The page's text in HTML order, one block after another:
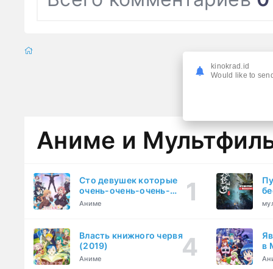
Аниме и
Сто девушек которые
очень-очень-очень-
очень-очень сильно тебя
Аниме
Власть книжного червя
(2019)
Аниме
в
kinokrad.id
Would like to